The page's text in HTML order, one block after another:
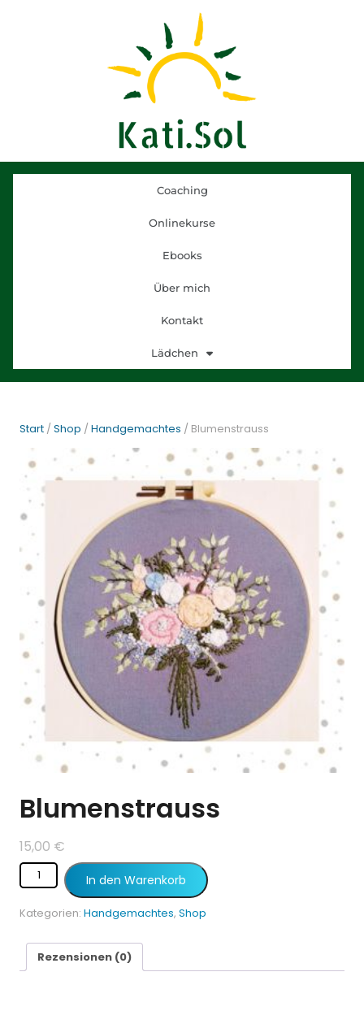
Coaching
Onlinekurse
Ebooks
Über mich
Kontakt
Lädchen
Start /Shop /Handgemachtes / Blumenstrauss
Blumenstrauss
15,00 €
In den Warenkorb
Kategorien: Handgemachtes, Shop
Rezensionen (0)